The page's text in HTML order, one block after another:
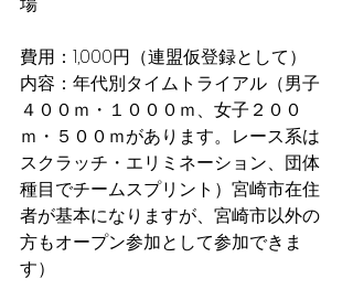
費用：1,000円（連盟仮登録として）
内容：年代別タイムトライアル（男子
４００ｍ・１０００ｍ、女子２００
ｍ・５００ｍがあります。レース系は
スクラッチ・エリミネーション、団体
種目でチームスプリント）宮崎市在住
者が基本になりますが、宮崎市以外の
方もオープン参加として参加できま
す）